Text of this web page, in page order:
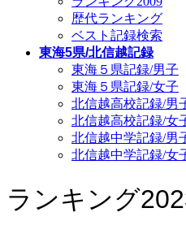
歴代ランキング
ベスト記録検索
東海5県/北信越記録
東海５県記録/男子
東海５県記録/女子
北信越高校記録/男
北信越高校記録/女
北信越中学記録/男
北信越中学記録/女
ランキング